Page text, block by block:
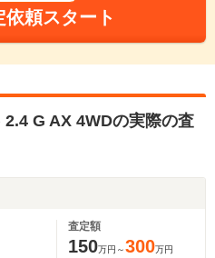
依頼スタート
G AX 4WDの実際の査
査定額
150万円～300万円